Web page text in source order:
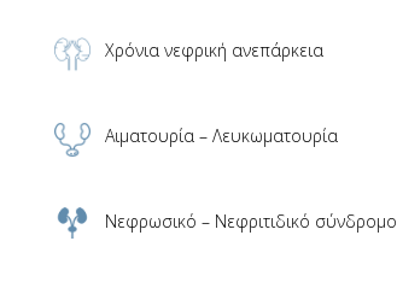
Χρόνια νεφρική ανεπάρκεια
Αιματουρία – Λευκωματουρία
Νεφρωσικό – Νεφριτιδικό σύνδρομο